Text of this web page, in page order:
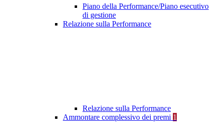
Piano della Performance/Piano esecutivo
di gestione
Relazione sulla Performance
Relazione sulla Performance
Ammontare complessivo dei premi 1